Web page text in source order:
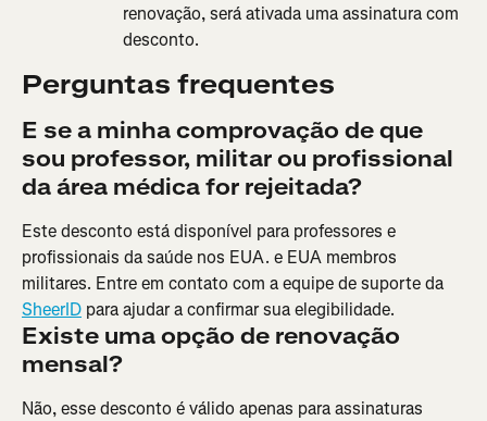
renovação, será ativada uma assinatura com
desconto.
Perguntas frequentes
E se a minha comprovação de que
sou professor, militar ou profissional
da área médica for rejeitada?
Este desconto está disponível para professores e
profissionais da saúde nos EUA. e EUA membros
militares. Entre em contato com a equipe de suporte da
SheerID para ajudar a confirmar sua elegibilidade.
Existe uma opção de renovação
mensal?
Não, esse desconto é válido apenas para assinaturas